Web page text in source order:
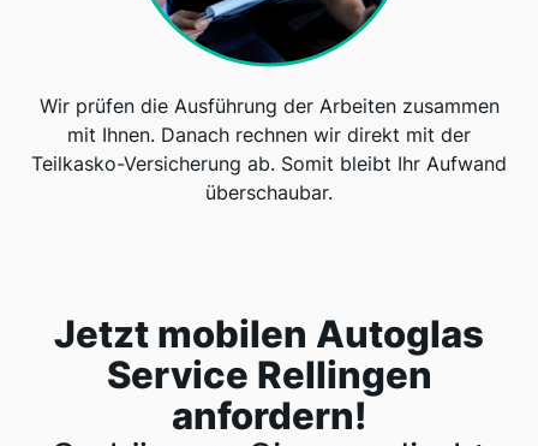
Wir prüfen die Ausführung der Arbeiten zusammen
mit Ihnen. Danach rechnen wir direkt mit der
Teilkasko-Versicherung ab. Somit bleibt Ihr Aufwand
überschaubar.
Jetzt mobilen Autoglas
Service Rellingen
anfordern!